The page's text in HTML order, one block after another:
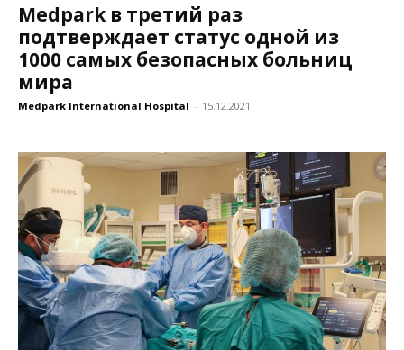
Medpark в третий раз
подтверждает статус одной из
1000 самых безопасных больниц
мира
Medpark International Hospital - 15.12.2021